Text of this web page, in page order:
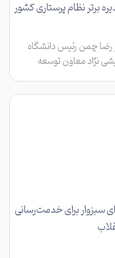
برتر نظام پرستاری کشور
رضا چمن رئیس دانشگاه
نژاد معاون توسعه
تحت پوشش دانشگاه، با
حوزه پرستاری برگزار
سبزوار برای خدمت‌رسانی